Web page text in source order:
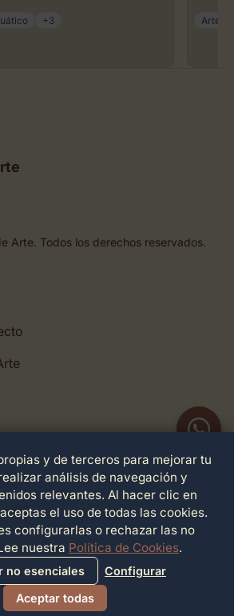
+3 Arte
Arte. Todos los derechos reservados.
Cookies
y de terceros para mejorar tu
análisis de navegación y
relevantes. Al hacer clic en
el uso de todas las cookies.
configurarlas o rechazar las no
nuestra Política de Cookies.
no esenciales
Configurar
Aceptar todas